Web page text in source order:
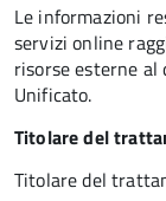
Le informazioni
servizi online
risorse esterne al
Unificato.
Titolare del
Titolare del